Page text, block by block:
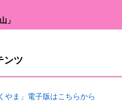
」
ンツ
やま」電子版はこちらから